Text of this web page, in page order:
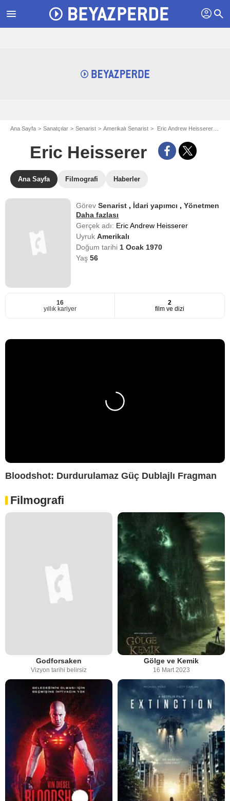
menu profil search
Ana Sayfa Sanatçılar Senarist Amerikalı Senarist Eric Andrew Heisserer - aka Eric Heisserer
Eric Heisserer
Ana Sayfa Filmografi Haberler
GörevSenarist , İdari yapımcı ,Yönetmen
Daha fazlası
Gerçek adı: Eric Andrew Heisserer
UyrukAmerikalı
Doğum tarihi 1 Ocak 1970
Yaş56
16
yıllık kariyer
2
film ve dizi
Bloodshot: Durdurulamaz Güç Dublajlı Fragman
Filmografi
Godforsaken
Vizyon tarihi belirsiz
Gölge ve Kemik
16 Mart 2023